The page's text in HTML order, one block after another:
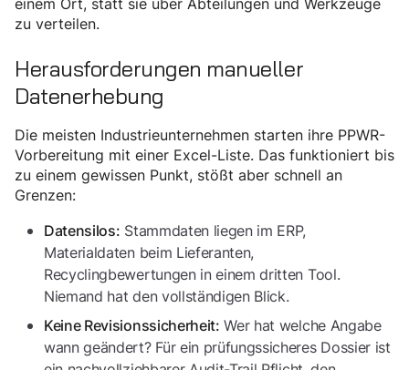
einem Ort, statt sie über Abteilungen und Werkzeuge
zu verteilen.
Herausforderungen manueller
Datenerhebung
Die meisten Industrieunternehmen starten ihre PPWR-
Vorbereitung mit einer Excel-Liste. Das funktioniert bis
zu einem gewissen Punkt, stößt aber schnell an
Grenzen:
Datensilos: Stammdaten liegen im ERP,
Materialdaten beim Lieferanten,
Recyclingbewertungen in einem dritten Tool.
Niemand hat den vollständigen Blick.
Keine Revisionssicherheit: Wer hat welche Angabe
wann geändert? Für ein prüfungssicheres Dossier ist